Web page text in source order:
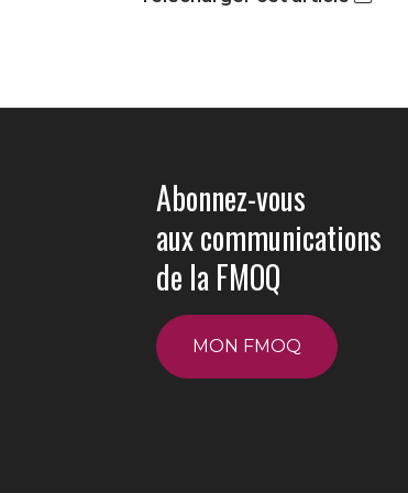
Abonnez-vous
aux communications
de la FMOQ
MON FMOQ